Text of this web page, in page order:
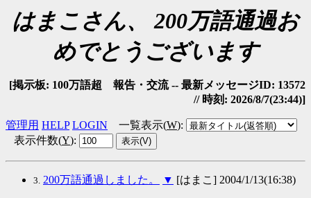
はまこさん、 200万語通過お
めでとうございます
[掲示板: 100万語超 報告・交流 -- 最新メッセージID: 13572
// 時刻: 2026/8/7(23:44)]
管理用 HELP LOGIN 一覧表示(W):
表示件数(Y):
3. 200万語通過しました。 ▼ [はまこ] 2004/1/13(16:38)